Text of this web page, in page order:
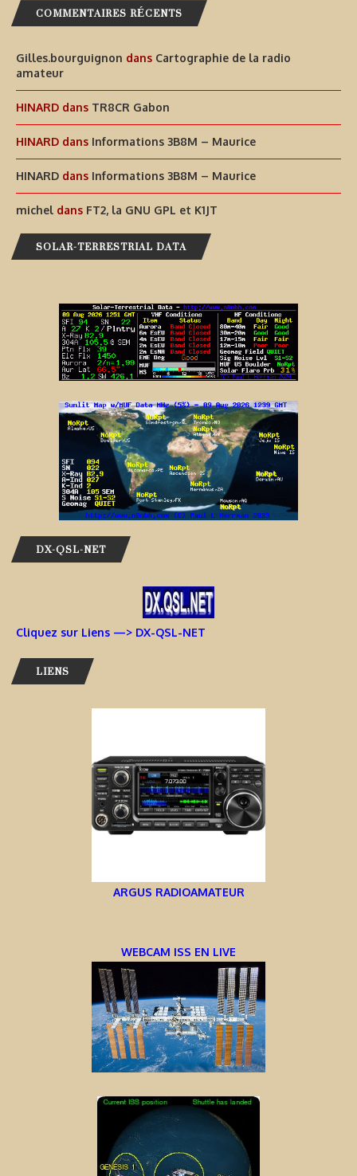
COMMENTAIRES RÉCENTS
Gilles.bourguignon dans Cartographie de la radio
amateur
HINARD dans TR8CR Gabon
HINARD dans Informations 3B8M – Maurice
HINARD dans Informations 3B8M – Maurice
michel dans FT2, la GNU GPL et K1JT
SOLAR-TERRESTRIAL DATA
DX-QSL-NET
Cliquez sur Liens —> DX-QSL-NET
LIENS
ARGUS RADIOAMATEUR
WEBCAM ISS EN LIVE